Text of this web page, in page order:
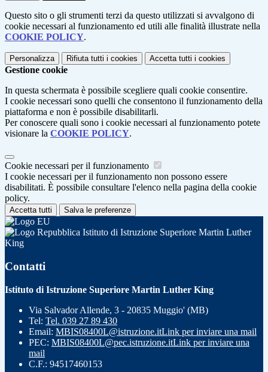
Questo sito o gli strumenti terzi da questo utilizzati si avvalgono di
cookie necessari al funzionamento ed utili alle finalità illustrate nella
COOKIE POLICY.
Personalizza Rifiuta tutti i cookies Accetta tutti i cookies
Gestione cookie
In questa schermata è possibile scegliere quali cookie consentire.
I cookie necessari sono quelli che consentono il funzionamento della
piattaforma e non è possibile disabilitarli.
Per conoscere quali sono i cookie necessari al funzionamento potete
visionare la COOKIE POLICY.
Cookie necessari per il funzionamento
I cookie necessari per il funzionamento non possono essere
disabilitati. È possibile consultare l'elenco nella pagina della cookie
policy.
Accetta tutti Salva le preferenze
Istituto di Istruzione Superiore Martin Luther
King
Contatti
Istituto di Istruzione Superiore Martin Luther King
Via Salvador Allende, 3 - 20835 Muggio' (MB)
Tel: Tel. 039 27 89 430
Email: MBIS08400L@istruzione.itLink per inviare una mail
PEC: MBIS08400L@pec.istruzione.itLink per inviare una
mail
C.F.: 94517460153